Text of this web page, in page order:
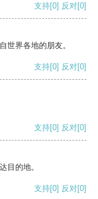
支持[0] 反对[0]
世界各地的朋友。
支持[0] 反对[0]
支持[0] 反对[0]
目的地。
支持[0] 反对[0]